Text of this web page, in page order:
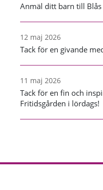
Anmäl ditt barn till
12 maj 2026
Tack för en givande
11 maj 2026
Tack för en fin och
Fritidsgården i lördags!